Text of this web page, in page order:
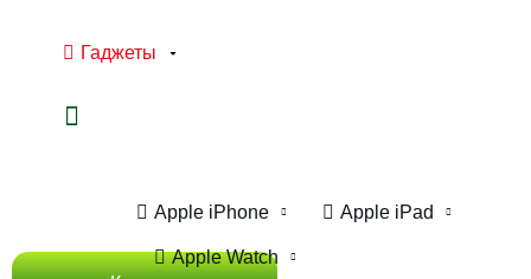
Гаджеты
Apple iPhone Apple iPad
Apple Watch